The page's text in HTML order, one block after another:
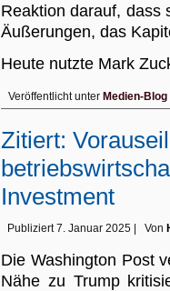
Reaktion darauf, dass
Äußerungen, das
Heute nutzte Mark
Veröffentlicht unter Medien-Blog
Zitiert:
Investment
Publiziert 7. Januar 2025 Von
Die Washington Post
Nähe zu Trump